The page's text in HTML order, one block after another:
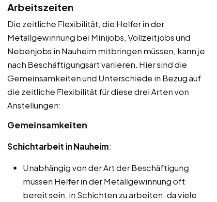
Arbeitszeiten
Die zeitliche Flexibilität, die Helfer in der
Metallgewinnung bei Minijobs, Vollzeitjobs und
Nebenjobs in Nauheim mitbringen müssen, kann je
nach Beschäftigungsart variieren. Hier sind die
Gemeinsamkeiten und Unterschiede in Bezug auf
die zeitliche Flexibilität für diese drei Arten von
Anstellungen:
Gemeinsamkeiten
Schichtarbeit in Nauheim:
Unabhängig von der Art der Beschäftigung
müssen Helfer in der Metallgewinnung oft
bereit sein, in Schichten zu arbeiten, da viele